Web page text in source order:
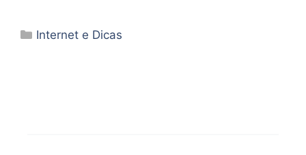
Categorias
Internet e Dicas